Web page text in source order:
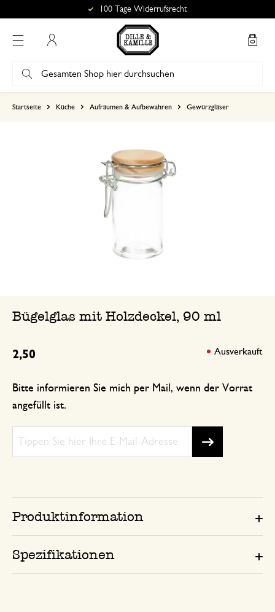
100 Tage Widerrufsrecht
Startseite Küche Aufräumen & Aufbewahren Gewürzgläser
Bügelglas mit Holzdeckel, 90 ml
2,50
Bitte informieren Sie mich per Mail, wenn der Vorrat
angefüllt ist.
Ausverkauft
Produktinformation
Spezifikationen